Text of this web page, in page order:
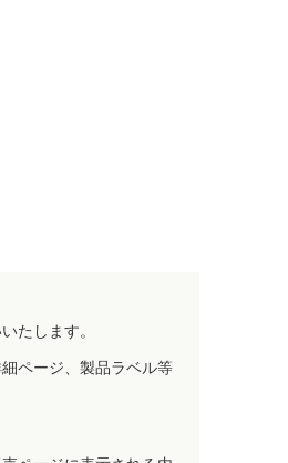
たします。
ページ、製品ラベル等